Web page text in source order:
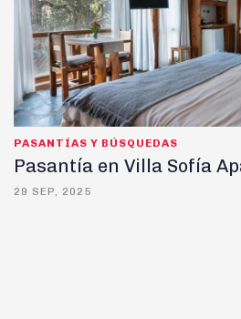
PASANTÍAS Y BÚSQUEDAS
Pasantía en Villa Sofía
29 SEP, 2025